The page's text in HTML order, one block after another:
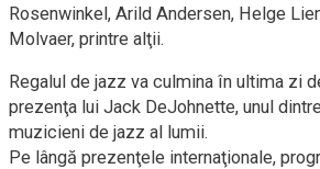
Rosenwinkel, Arild Andersen, Helge
Molvaer, printre alţii.
Regalul de jazz va culmina în ultima zi
prezenţa lui Jack DeJohnette, unul
muzicieni de jazz al lumii.
Pe lângă prezenţele internaţionale,